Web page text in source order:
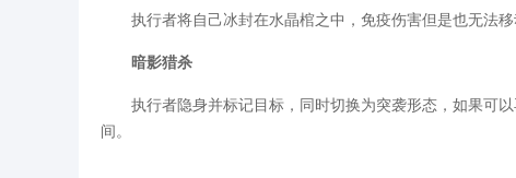
执行者将自己冰封在水晶棺之中，免疫伤害但是也无法移
暗影猎杀
执行者隐身并标记目标，同时切换为突袭形态，如果可以
间。